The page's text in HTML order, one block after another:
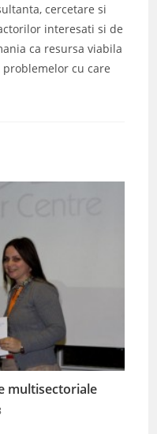
cercetare si
interesati si de
ca resursa viabila
cu care
multisectoriale